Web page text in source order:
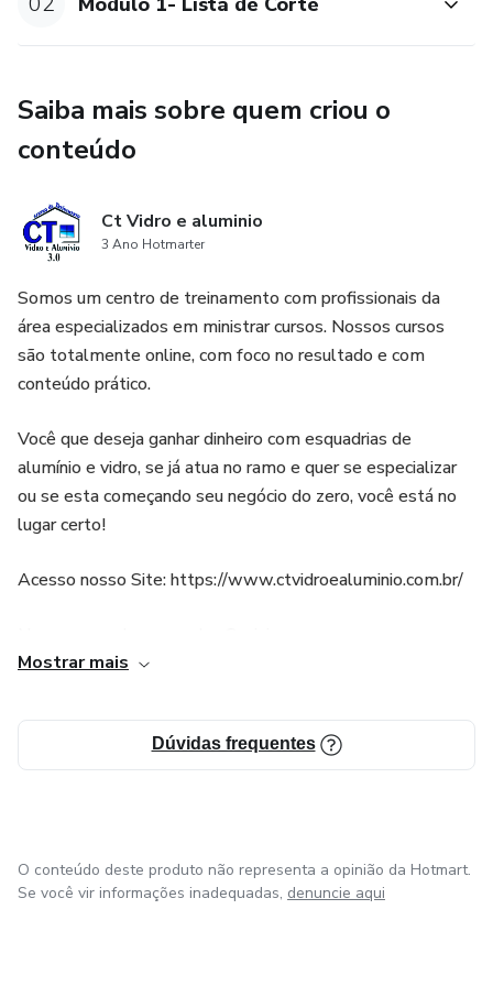
montagem de uma janela de correr 2 folhas.
7) Lista de Fornecedores
Você receberá uma lista dos principais fornecedores de
aumentar sua rentabilidade.
Um projeto completo de Janela de Correr com 2 Folhas
em Alumínio, em tamanho A0 (841mm x 1189mm), para
você imprimir e utilizar junto com sua equipe.
Bônus 2: Planilha de Orçamento
Uma planilha em Excel, já pronta, para você digitar as
medidas e o orçamento
Saiba mais sobre quem criou o
conteúdo
Ct Vidro e aluminio
3 Ano Hotmarter
Somos um centro de treinamento com profissionais da
área especializados em ministrar cursos. Nossos cursos
são totalmente online, com foco no resultado e com
conteúdo prático.
Você que deseja ganhar dinheiro com esquadrias de
alumínio e vidro, se já atua no ramo e quer se especializar
ou se esta começando seu negócio do zero, você está no
lugar certo!
Acesso nosso Site: https://www.ctvidroealuminio.com.br/
Instagram: @ctvidroealuminio
Mostrar mais
Dúvidas frequentes
O conteúdo deste produto não representa a opinião da Hotmart.
Se você vir informações inadequadas, denuncie aqui